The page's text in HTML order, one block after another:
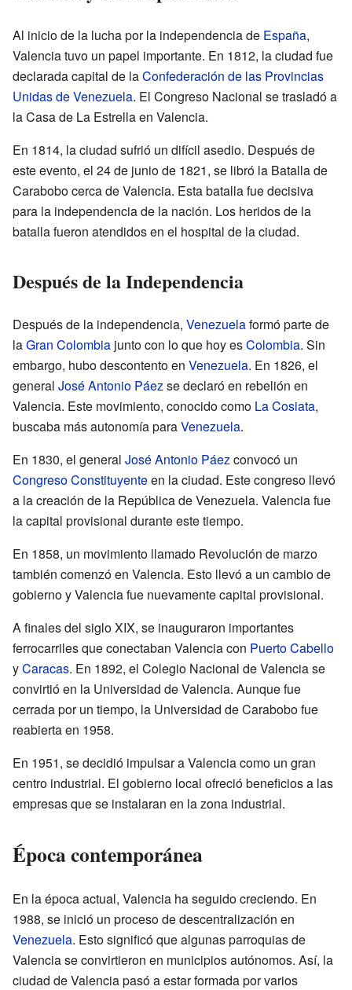
Al inicio de la lucha por la independencia de España,
Valencia tuvo un papel importante. En 1812, la ciudad fue
declarada capital de laConfederación de las Provincias
Unidas de Venezuela. El Congreso Nacional se trasladó a
la Casa de La Estrella en Valencia.
En 1814, la ciudad sufrió un difícil asedio. Después de
este evento, el 24 de junio de 1821, se libró la Batalla de
Carabobo cerca de Valencia. Esta batalla fue decisiva
para la independencia de la nación. Los heridos de la
batalla fueron atendidos en el hospital de la ciudad.
Después de la Independencia
Después de la independencia, Venezuelaformó parte de
laGran Colombia junto con lo que hoy esColombia. Sin
embargo, hubo descontento en Venezuela. En 1826, el
general José Antonio Páezse declaró en rebelión en
Valencia. Este movimiento, conocido como La Cosiata,
buscaba más autonomía paraVenezuela.
En 1830, el general José Antonio Páezconvocó un
Congreso Constituyenteen la ciudad. Este congreso llevó
a la creación de la República de Venezuela. Valencia fue
la capital provisional durante este tiempo.
En 1858, un movimiento llamado Revolución de marzo
también comenzó en Valencia. Esto llevó a un cambio de
gobierno y Valencia fue nuevamente capital provisional.
A finales del siglo XIX, se inauguraron importantes
ferrocarriles que conectaban Valencia con Puerto Cabello
yCaracas. En 1892, el Colegio Nacional de Valencia se
convirtió en la Universidad de Valencia. Aunque fue
cerrada por un tiempo, la Universidad de Carabobo fue
reabierta en 1958.
En 1951, se decidió impulsar a Valencia como un gran
centro industrial. El gobierno local ofreció beneficios a las
empresas que se instalaran en la zona industrial.
Época contemporánea
En la época actual, Valencia ha seguido creciendo. En
1988, se inició un proceso de descentralización en
Venezuela. Esto significó que algunas parroquias de
Valencia se convirtieron en municipios autónomos. Así, la
ciudad de Valencia pasó a estar formada por varios